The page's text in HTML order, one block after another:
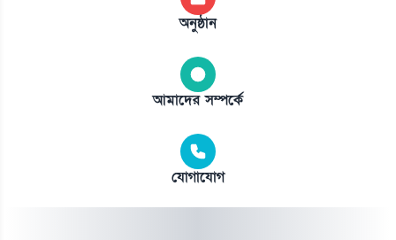
অনুষ্ঠান
আমাদের সম্পর্কে
যোগাযোগ